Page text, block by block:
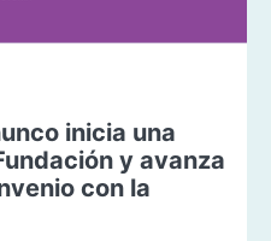
inicia una
y avanza
con la